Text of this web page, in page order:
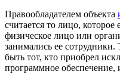
Правообладателем объекта
считается то лицо,
физическое лицо или
занимались ее
быть тот, кто приобрел
программное обеспечение,